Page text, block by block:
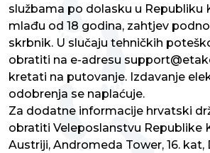
službama po dolasku u Republiku
mlađu od 18 godina, zahtjev
skrbnik. U slučaju tehničkih
obratiti na e-adresu
kretati na putovanje. Izdavanje
odobrenja se naplaćuje.
Za dodatne informacije hrvatski
obratiti Veleposlanstvu Republike
Austriji, Andromeda Tower, 16. kat,